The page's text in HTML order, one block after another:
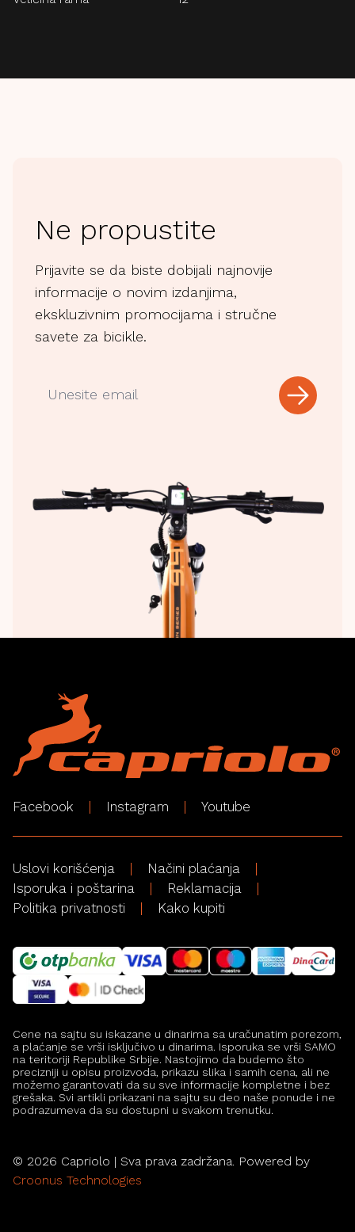
Ne propustite
Prijavite se da biste dobijali najnovije
informacije o novim izdanjima,
ekskluzivnim promocijama i stručne
savete za bicikle.
Facebook Instagram Youtube
Uslovi korišćenja
Načini plaćanja
Isporuka i poštarina
Reklamacija
Politika privatnosti
Kako kupiti
Cene na sajtu su iskazane u dinarima sa uračunatim porezom,
a plaćanje se vrši isključivo u dinarima. Isporuka se vrši SAMO
na teritoriji Republike Srbije. Nastojimo da budemo što
precizniji u opisu proizvoda, prikazu slika i samih cena, ali ne
možemo garantovati da su sve informacije kompletne i bez
grešaka. Svi artikli prikazani na sajtu su deo naše ponude i ne
podrazumeva da su dostupni u svakom trenutku.
© 2026 Capriolo | Sva prava zadržana. Powered by
Croonus Technologies